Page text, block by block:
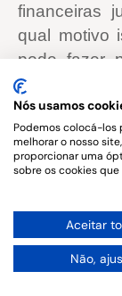
financeiras
qual motivo
pode fazer
sofridos?
Nós usamos
Podemos colocá-los
melhorar o nosso
proporcionar uma
sobre os cookies
Aceitar
Não,